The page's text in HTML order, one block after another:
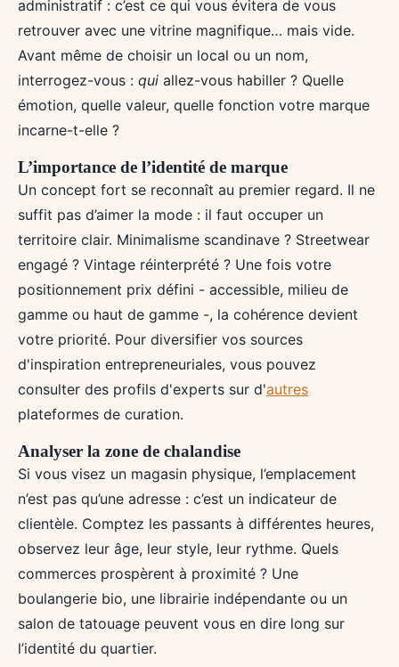
administratif : c’est ce qui vous évitera de vous
retrouver avec une vitrine magnifique… mais vide.
Avant même de choisir un local ou un nom,
interrogez-vous : qui allez-vous habiller ? Quelle
émotion, quelle valeur, quelle fonction votre marque
incarne-t-elle ?
L’importance de l’identité de marque
Un concept fort se reconnaît au premier regard. Il ne
suffit pas d’aimer la mode : il faut occuper un
territoire clair. Minimalisme scandinave ? Streetwear
engagé ? Vintage réinterprété ? Une fois votre
positionnement prix défini - accessible, milieu de
gamme ou haut de gamme -, la cohérence devient
votre priorité. Pour diversifier vos sources
d'inspiration entrepreneuriales, vous pouvez
consulter des profils d'experts sur d'autres
plateformes de curation.
Analyser la zone de chalandise
Si vous visez un magasin physique, l’emplacement
n’est pas qu’une adresse : c’est un indicateur de
clientèle. Comptez les passants à différentes heures,
observez leur âge, leur style, leur rythme. Quels
commerces prospèrent à proximité ? Une
boulangerie bio, une librairie indépendante ou un
salon de tatouage peuvent vous en dire long sur
l’identité du quartier.